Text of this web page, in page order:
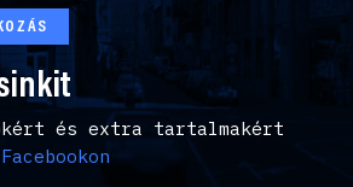
és extra tartalmakért
Facebookon